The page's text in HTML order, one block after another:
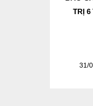
TRỊ 6
31/